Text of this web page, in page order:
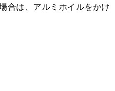
合は、アルミホイルをかけ